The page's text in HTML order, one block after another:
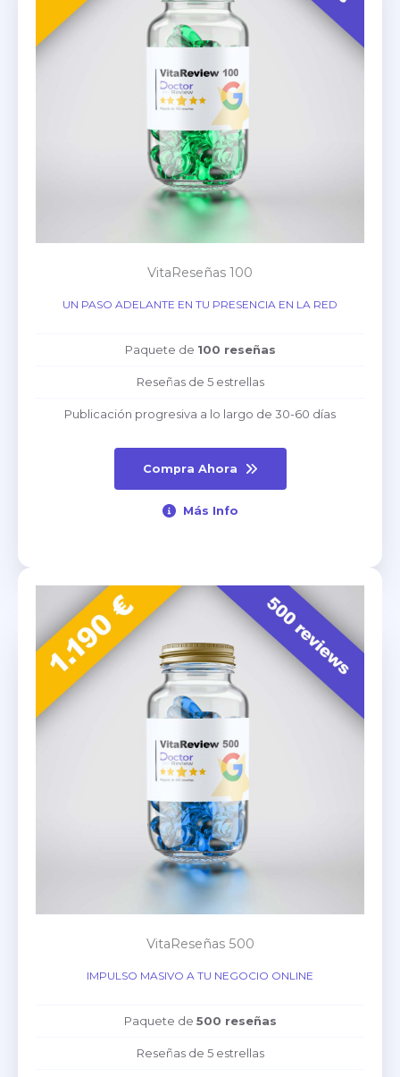
VitaReseñas 100
UN PASO ADELANTE EN TU PRESENCIA EN LA RED
Paquete de 100 reseñas
Reseñas de 5 estrellas
Publicación progresiva a lo largo de 30-60 días
Compra Ahora
Más Info
VitaReseñas 500
IMPULSO MASIVO A TU NEGOCIO ONLINE
Paquete de 500 reseñas
Reseñas de 5 estrellas